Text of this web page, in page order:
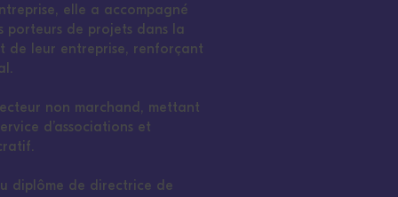
elle a accompagné
porteurs de projets dans la
de leur entreprise, renforçant
non marchand, mettant
d’associations et
diplôme de directrice de